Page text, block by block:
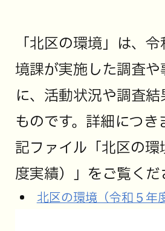
「北区の環境」は、
境課が実施した調査
に、活動状況や調査
ものです。詳細につき
記ファイル「北区の
度実績）」をご覧くだ
北区の環境（令和５年